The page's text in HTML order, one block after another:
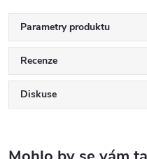
Parametry produktu
Recenze
Diskuse